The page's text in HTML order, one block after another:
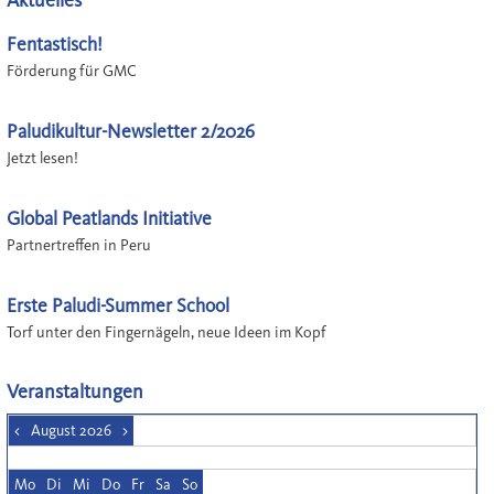
Fentastisch!
Förderung für GMC
Paludikultur-Newsletter 2/2026
Jetzt lesen!
Global Peatlands Initiative
Partnertreffen in Peru
Erste Paludi-Summer School
Torf unter den Fingernägeln, neue Ideen im Kopf
Veranstaltungen
< August 2026 >
Mo Di Mi Do Fr Sa So